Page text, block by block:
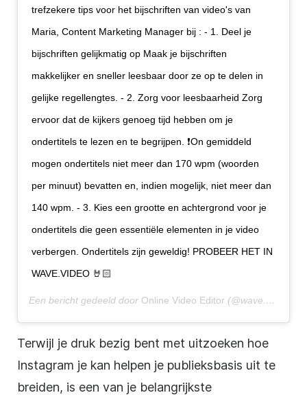
trefzekere tips voor het bijschriften van video's van
Maria, Content Marketing Manager bij : - 1. Deel je
bijschriften gelijkmatig op Maak je bijschriften
makkelijker en sneller leesbaar door ze op te delen in
gelijke regellengtes. - 2. Zorg voor leesbaarheid Zorg
ervoor dat de kijkers genoeg tijd hebben om je
ondertitels te lezen en te begrijpen. ❗️On gemiddeld
mogen ondertitels niet meer dan 170 wpm (woorden
per minuut) bevatten en, indien mogelijk, niet meer dan
140 wpm. - 3. Kies een grootte en achtergrond voor je
ondertitels die geen essentiële elementen in je video
verbergen. Ondertitels zijn geweldig! PROBEER HET IN
WAVE.VIDEO 🤘🏻
Een bericht gedeeld door Online Video Editor (@wave.video) op
Terwijl je druk bezig bent met uitzoeken hoe
Instagram je kan helpen je publieksbasis uit te
breiden, is een van je belangrijkste